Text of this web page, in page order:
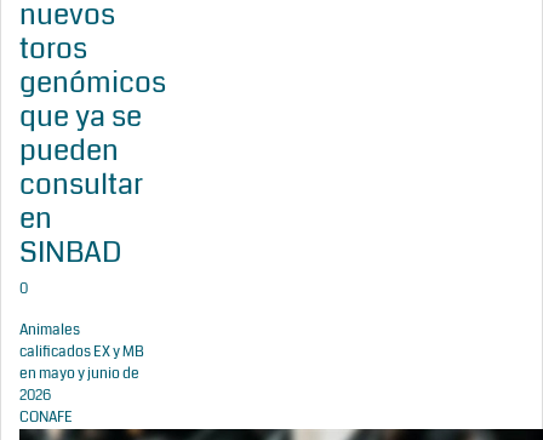
nuevos
toros
genómicos
que ya se
pueden
consultar
en
SINBAD
0
Animales
calificados EX y MB
en mayo y junio de
2026
CONAFE